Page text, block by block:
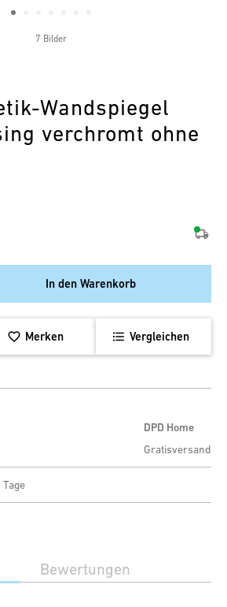
7 Bilder
Wandspiegel
verchromt ohne
In den Warenkorb
Merken Vergleichen
DPD Home
Gratisversand
Bewertungen